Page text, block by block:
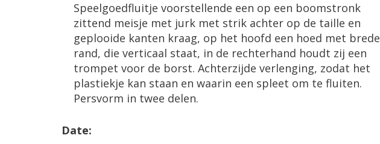
Speelgoedfluitje voorstellende een op een boomstronk
zittend meisje met jurk met strik achter op de taille en
geplooide kanten kraag, op het hoofd een hoed met brede
rand, die verticaal staat, in de rechterhand houdt zij een
trompet voor de borst. Achterzijde verlenging, zodat het
plastiekje kan staan en waarin een spleet om te fluiten.
Persvorm in twee delen.
Date: